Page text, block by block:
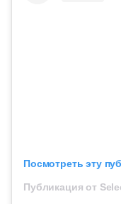
Посмотреть эту